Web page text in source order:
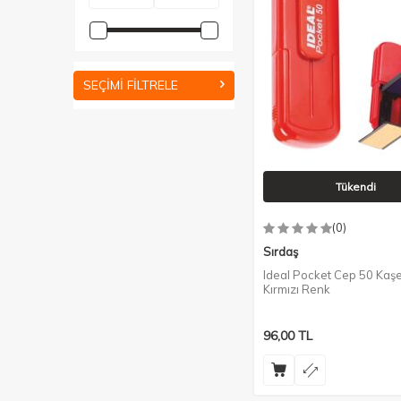
SEÇIMI FILTRELE
Tükendi
(0)
Sırdaş
Ideal Pocket Cep 50
Kırmızı Renk
96,00TL